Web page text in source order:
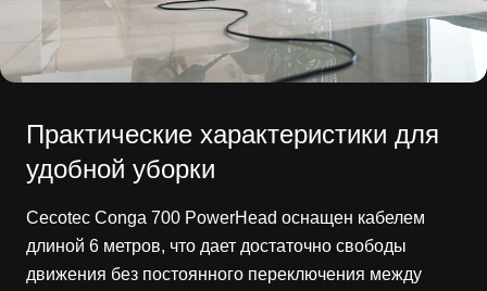
Практические характеристики для
удобной уборки
Cecotec Conga 700 PowerHead оснащен кабелем
длиной 6 метров, что дает достаточно свободы
движения без постоянного переключения между